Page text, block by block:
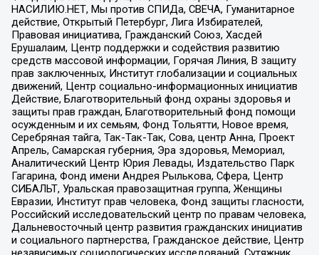
НАСИЛИЮ.НЕТ, Мы против СПИДа, СВЕЧА, Гуманитарное
действие, Открытый Петербург, Лига Избирателей,
Правовая инициатива, Гражданский Союз, Хасдей
Ерушалаим, Центр поддержки и содействия развитию
средств массовой информации, Горячая Линия, В защиту
прав заключенных, Институт глобализации и социальных
движений, Центр социально-информационных инициатив
Действие, Благотворительный фонд охраны здоровья и
защиты прав граждан, Благотворительный фонд помощи
осужденным и их семьям, Фонд Тольятти, Новое время,
Серебряная тайга, Так-Так-Так, Сова, центр Анна, Проект
Апрель, Самарская губерния, Эра здоровья, Мемориал,
Аналитический Центр Юрия Левады, Издательство Парк
Гагарина, Фонд имени Андрея Рылькова, Сфера, Центр
СИБАЛЬТ, Уральская правозащитная группа, Женщины
Евразии, Институт прав человека, Фонд защиты гласности,
Российский исследовательский центр по правам человека,
Дальневосточный центр развития гражданских инициатив
и социального партнерства, Гражданское действие, Центр